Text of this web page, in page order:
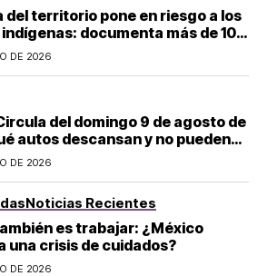
del territorio pone en riesgo a los
documenta más de 100
DE 2026
del domingo 9 de agosto de
autos descansan y no pueden
y el Estado de México; estos
DE 2026
Noticias Recientes
es trabajar: ¿México
una crisis de cuidados?
DE 2026